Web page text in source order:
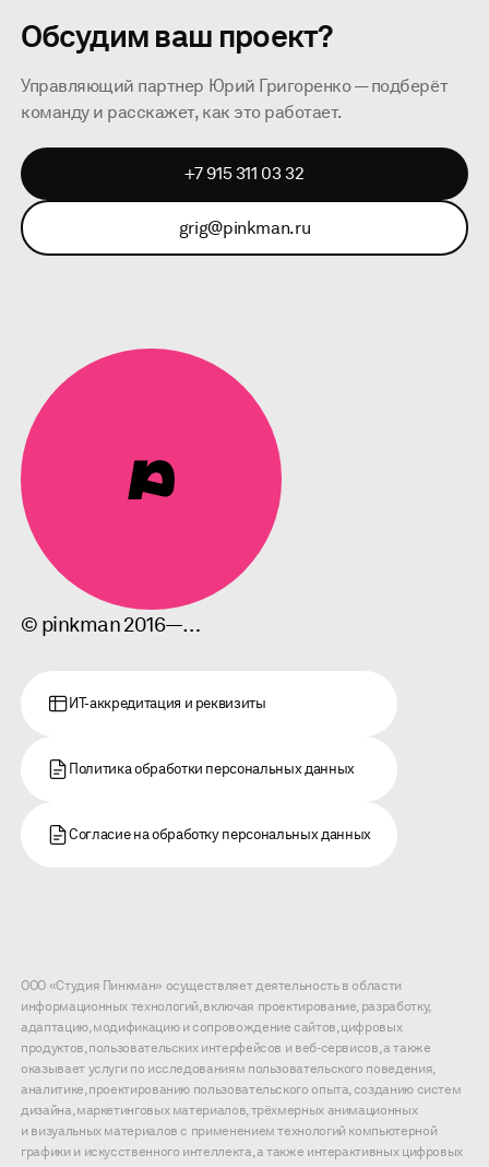
Обсудим ваш проект?
Управляющий партнер Юрий Григоренко — подберёт
команду и расскажет, как это работает.
+7 915 311 03 32
grig@pinkman.ru
© pinkman 2016—…
ИТ-аккредитация и реквизиты
Политика обработки персональных данных
Согласие на обработку персональных данных
ООО «Студия Пинкман» осуществляет деятельность в области
информационных технологий, включая проектирование, разработку,
адаптацию, модификацию и сопровождение сайтов, цифровых
продуктов, пользовательских интерфейсов и веб-сервисов, а также
оказывает услуги по исследованиям пользовательского поведения,
аналитике, проектированию пользовательского опыта, созданию систем
дизайна, маркетинговых материалов, трёхмерных анимационных
и визуальных материалов с применением технологий компьютерной
графики и искусственного интеллекта, а также интерактивных цифровых